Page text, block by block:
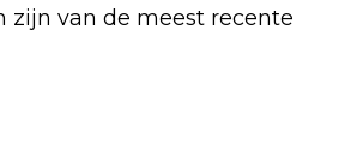
zijn van de meest recente